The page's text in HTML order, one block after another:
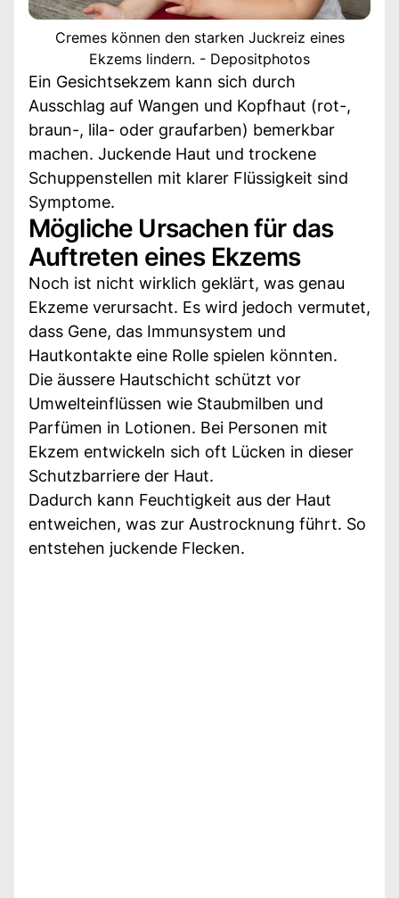
Cremes können den starken Juckreiz eines
Ekzems lindern. - Depositphotos
Ein Gesichtsekzem kann sich durch
Ausschlag auf Wangen und Kopfhaut (rot-,
braun-, lila- oder graufarben) bemerkbar
machen. Juckende Haut und trockene
Schuppenstellen mit klarer Flüssigkeit sind
Symptome.
Mögliche Ursachen für das
Auftreten eines Ekzems
Noch ist nicht wirklich geklärt, was genau
Ekzeme verursacht. Es wird jedoch vermutet,
dass Gene, das Immunsystem und
Hautkontakte eine Rolle spielen könnten.
Die äussere Hautschicht schützt vor
Umwelteinflüssen wie Staubmilben und
Parfümen in Lotionen. Bei Personen mit
Ekzem entwickeln sich oft Lücken in dieser
Schutzbarriere der Haut.
Dadurch kann Feuchtigkeit aus der Haut
entweichen, was zur Austrocknung führt. So
entstehen juckende Flecken.